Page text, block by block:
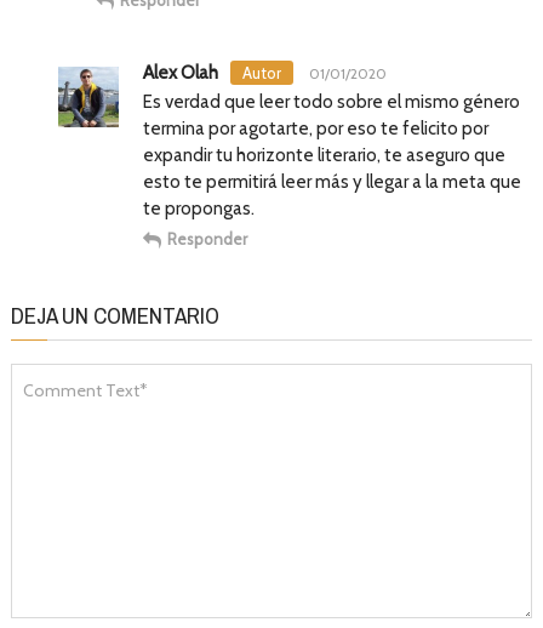
Alex Olah 01/01/2020
Es verdad que leer todo sobre el mismo género
termina por agotarte, por eso te felicito por
expandir tu horizonte literario, te aseguro que
esto te permitirá leer más y llegar a la meta que
te propongas.
Responder
DEJA UN COMENTARIO